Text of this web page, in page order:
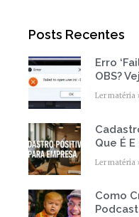
k
f
a
Posts Recentes
Erro
OBS?
Ler matéria
Que É
Ler matéria
Como